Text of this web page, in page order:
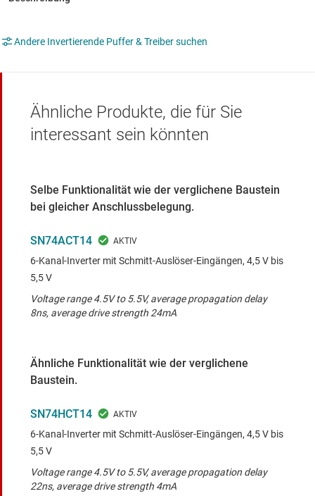
Andere Invertierende Puffer & Treiber suchen
Ähnliche Produkte, die für Sie
interessant sein könnten
Selbe Funktionalität wie der verglichene Baustein
bei gleicher Anschlussbelegung.
SN74ACT14
6-Kanal-Inverter mit Schmitt-Auslöser-Eingängen, 4,5 V bis
5,5 V
Voltage range 4.5V to 5.5V, average propagation delay
8ns, average drive strength 24mA
Ähnliche Funktionalität wie der verglichene
Baustein.
SN74HCT14
6-Kanal-Inverter mit Schmitt-Auslöser-Eingängen, 4,5 V bis
5,5 V
Voltage range 4.5V to 5.5V, average propagation delay
22ns, average drive strength 4mA